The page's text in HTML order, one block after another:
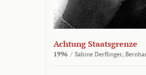
Achtung Staatsgrenze
1996 / Sabine Derflinger,